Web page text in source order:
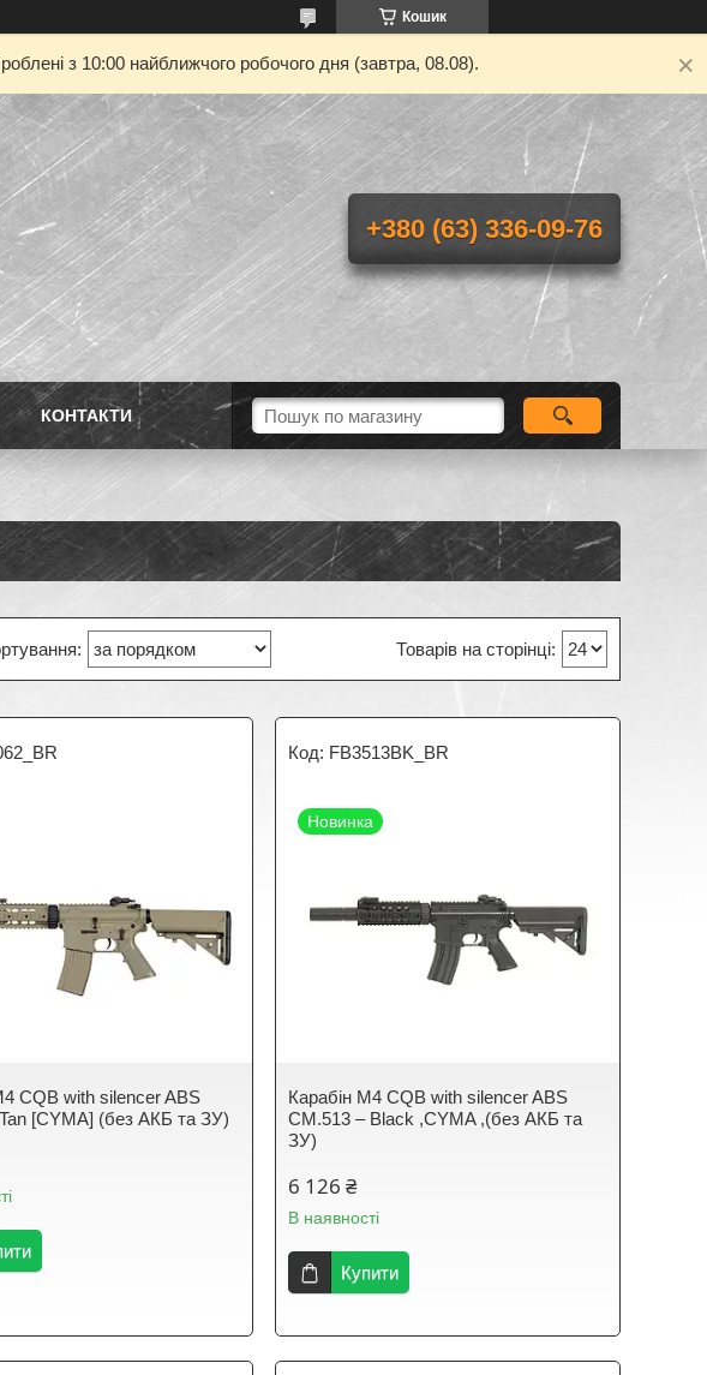
Кошик
з 10:00 найближчого робочого дня (завтра, 08.08).
+380 (63) 336-09-76
КОНТАКТИ
CQB with silencer ABS
[CYMA] (без АКБ та ЗУ)
FB3513BK_BR
Новинка
Карабін M4 CQB with silencer ABS
CM.513 – Black ,CYMA ,(без АКБ та
ЗУ)
6 126 ₴
В наявності
Купити